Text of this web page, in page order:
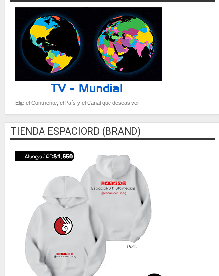
Elije el Continente, el País y el Canal que deseas ver
TIENDA ESPACIORD (BRAND)